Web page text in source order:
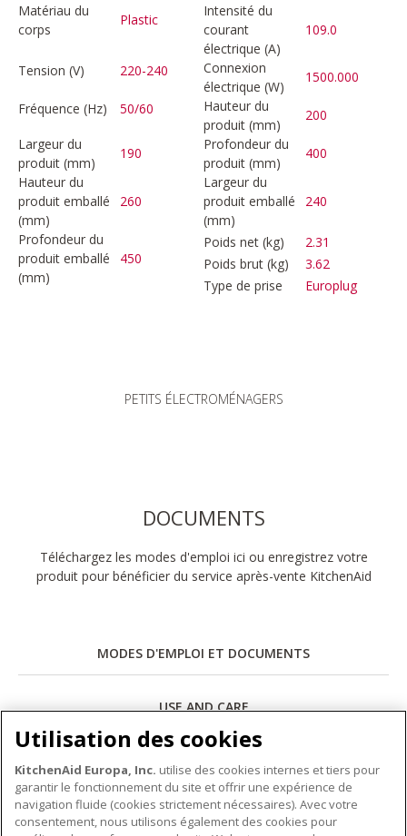
Matériau du
corps
Plastic
Intensité du
courant
électrique (A)
109.0
Tension (V) 220-240
Connexion
électrique (W)
1500.000
Fréquence (Hz)
50/60
Hauteur du
produit (mm)
200
Largeur du
produit (mm)
190
Profondeur du
produit (mm)
400
Hauteur du
produit emballé
(mm)
260
Largeur du
produit emballé
(mm)
240
Profondeur du
produit emballé
(mm)
450
Poids net (kg)
2.31
Poids brut (kg)
3.62
Type de prise
Europlug
PETITS ÉLECTROMÉNAGERS
DOCUMENTS
Téléchargez les modes d'emploi ici ou enregistrez votre
produit pour bénéficier du service après-vente KitchenAid
MODES D'EMPLOI ET DOCUMENTS
USE AND CARE
Télécharger
Utilisation des cookies
KitchenAid Europa, Inc. utilise des cookies internes et tiers pour
garantir le fonctionnement du site et offrir une expérience de
navigation fluide (cookies strictement nécessaires). Avec votre
consentement, nous utilisons également des cookies pour